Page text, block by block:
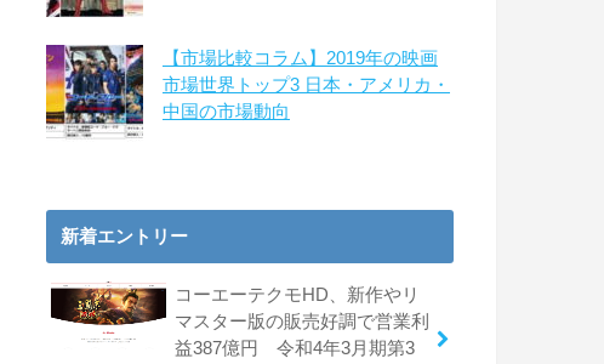
【市場比較コラム】2019年の映画
市場世界トップ3 日本・アメリカ・
中国の市場動向
新着エントリー
コーエーテクモHD、新作やリ
マスター版の販売好調で営業利
益387億円 令和4年3月期第3